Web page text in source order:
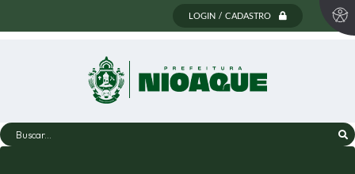
LOGIN / CADASTRO
Buscar...